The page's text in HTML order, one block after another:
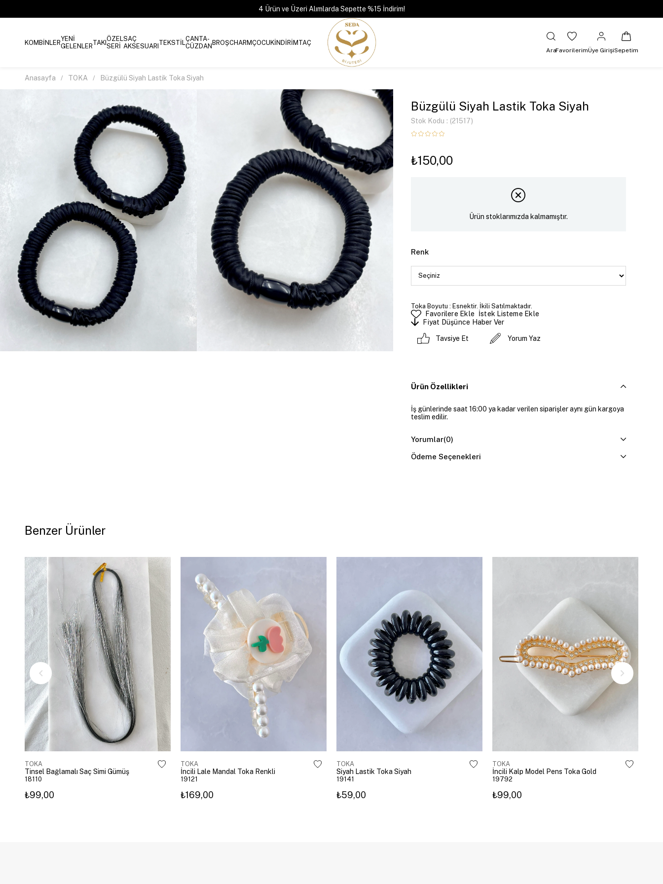
4 Ürün ve Üzeri Alımlarda Sepette %15 İndirim!
KOMBİNLERYENİ
GELENLERTAKIÖZEL
SERİ
SAÇ
AKSESUARI TEKSTİLÇANTA-
CÜZDANBROŞCHARMÇOCUKİNDİRİMTAÇ
AraFavorilerimÜye GirişiSepetim
Anasayfa TOKA Büzgülü Siyah Lastik Toka Siyah
Büzgülü Siyah Lastik Toka Siyah
Stok Kodu (21517)
₺150,00
Ürün stoklarımızda kalmamıştır.
Renk
Toka Boyutu : Esnektir. İkili Satılmaktadır.
Favorilere Ekle
İstek Listeme Ekle
Fiyat Düşünce Haber Ver
Tavsiye Et Yorum Yaz
Ürün Özellikleri
İş günlerinde saat 16:00 ya kadar verilen siparişler aynı gün kargoya
teslim edilir.
Yorumlar(0)
Ödeme Seçenekleri
Benzer Ürünler
TOKA
Tinsel Bağlamalı Saç Simi Gümüş
18110
₺99,00
TOKA
İncili Lale Mandal Toka Renkli
19121
₺169,00
TOKA
Siyah Lastik Toka Siyah
19141
₺59,00
TOKA
İncili Kalp Model Pens Toka Gold
19792
₺99,00